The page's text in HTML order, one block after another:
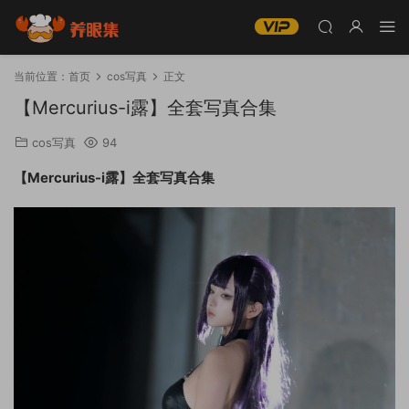
当前位置： 首页 cos写真 正文
【Mercurius-i露】全套写真合集
cos写真 94
【Mercurius-i露】全套写真合集